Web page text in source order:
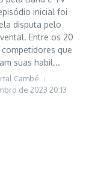
inicial foi
disputa pelo
Entre os 20
que
suas habil...
Cambé
de 2023 20:13